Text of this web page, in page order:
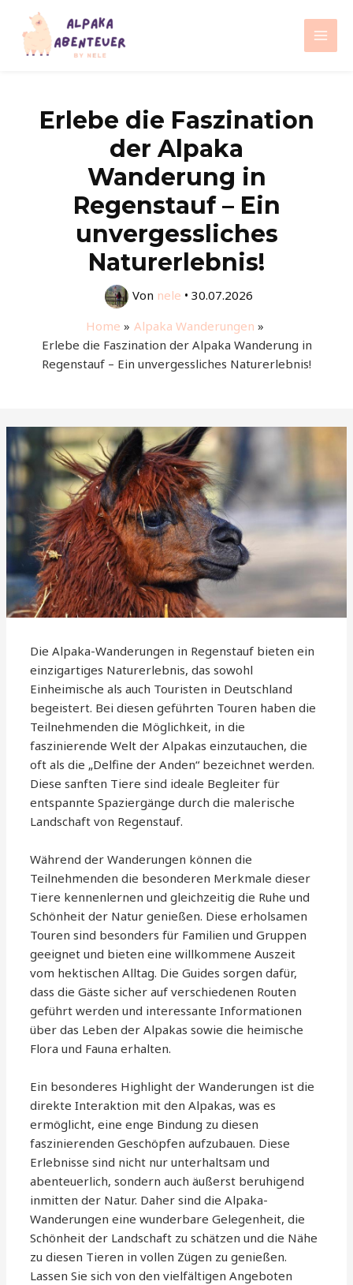
Inhalt
springen
Main
Erlebe die Faszination
der Alpaka
Wanderung in
Regenstauf – Ein
unvergessliches
Naturerlebnis!
Von nele • 30.07.2026
Home
Alpaka Wanderungen
Erlebe die Faszination der Alpaka Wanderung in
Regenstauf – Ein unvergessliches Naturerlebnis!
Die Alpaka-Wanderungen in Regenstauf bieten ein
einzigartiges Naturerlebnis, das sowohl
Einheimische als auch Touristen in Deutschland
begeistert. Bei diesen geführten Touren haben die
Teilnehmenden die Möglichkeit, in die
faszinierende Welt der Alpakas einzutauchen, die
oft als die „Delfine der Anden“ bezeichnet werden.
Diese sanften Tiere sind ideale Begleiter für
entspannte Spaziergänge durch die malerische
Landschaft von Regenstauf.
Während der Wanderungen können die
Teilnehmenden die besonderen Merkmale dieser
Tiere kennenlernen und gleichzeitig die Ruhe und
Schönheit der Natur genießen. Diese erholsamen
Touren sind besonders für Familien und Gruppen
geeignet und bieten eine willkommene Auszeit
vom hektischen Alltag. Die Guides sorgen dafür,
dass die Gäste sicher auf verschiedenen Routen
geführt werden und interessante Informationen
über das Leben der Alpakas sowie die heimische
Flora und Fauna erhalten.
Ein besonderes Highlight der Wanderungen ist die
direkte Interaktion mit den Alpakas, was es
ermöglicht, eine enge Bindung zu diesen
faszinierenden Geschöpfen aufzubauen. Diese
Erlebnisse sind nicht nur unterhaltsam und
abenteuerlich, sondern auch äußerst beruhigend
inmitten der Natur. Daher sind die Alpaka-
Wanderungen eine wunderbare Gelegenheit, die
Schönheit der Landschaft zu schätzen und die Nähe
zu diesen Tieren in vollen Zügen zu genießen.
Lassen Sie sich von den vielfältigen Angeboten